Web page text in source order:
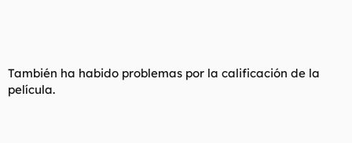
También ha habido problemas por la calificación de la
película.